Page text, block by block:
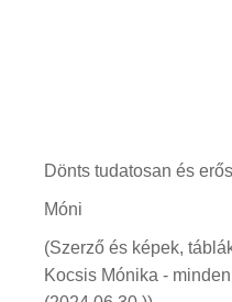
Dönts tudatosan és
Móni
(Szerző és képek,
Kocsis Mónika -